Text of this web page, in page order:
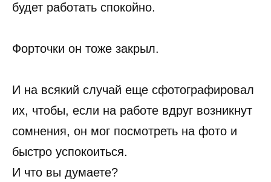
будет работать спокойно.
Форточки он тоже закрыл.
И на всякий случай еще сфотографировал
их, чтобы, если на работе вдруг возникнут
сомнения, он мог посмотреть на фото и
быстро успокоиться.
И что вы думаете?